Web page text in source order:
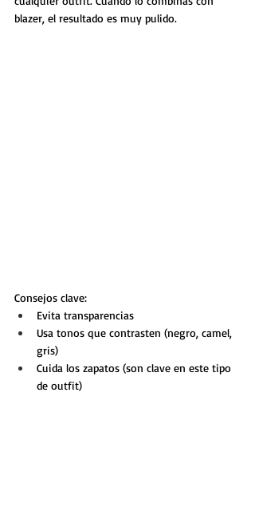
blazer, el resultado es muy pulido.
Consejos clave:
Evita transparencias
Usa tonos que contrasten (negro, camel,
gris)
Cuida los zapatos (son clave en este tipo
de outfit)